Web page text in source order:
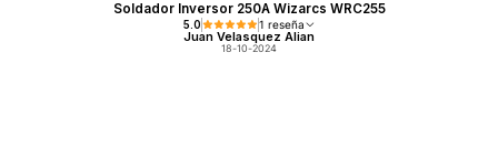
Soldador Inversor 250A Wizarcs WRC255
5.0 1 reseña
Juan Velasquez Alian
18-10-2024